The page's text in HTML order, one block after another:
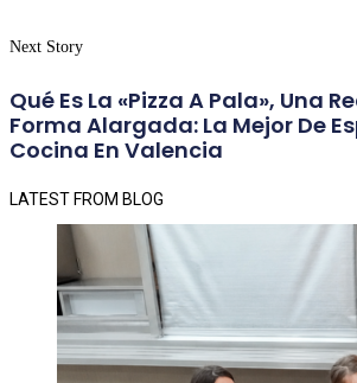
Next Story
Qué Es La «pizza A Pala», Una
Forma Alargada: La Mejor De
Cocina En Valencia
LATEST FROM BLOG